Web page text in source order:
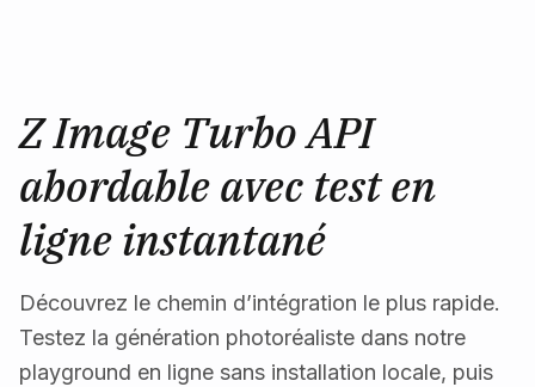
Z Image Turbo API
abordable avec test en
ligne instantané
Découvrez le chemin d’intégration le plus rapide.
Testez la génération photoréaliste dans notre
playground en ligne sans installation locale, puis